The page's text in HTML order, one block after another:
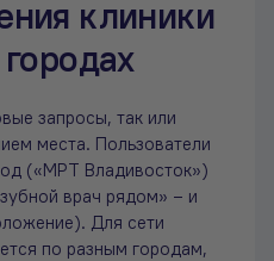
клиники
запросы, так или
места. Пользователи
(«МРТ Владивосток»)
врач рядом» – и
Для сети
по разным городам,